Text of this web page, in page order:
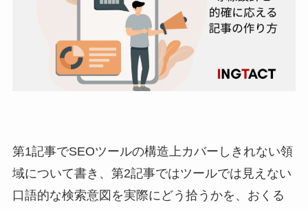
第1記事でSEOツールの構造上カバーしきれない領
域について書き、第2記事ではツールでは見えない
口語的な検索意図を実際にどう拾うかを、おくる